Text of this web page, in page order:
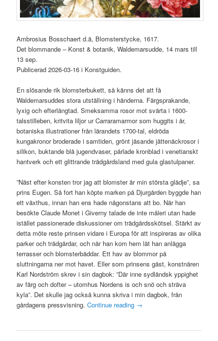
Ambrosius Bosschaert d.ä, Blomsterstycke, 1617.
Det blommande – Konst & botanik, Waldemarsudde, 14 mars till
13 sep.
Publicerad 2026-03-16 i Konstguiden.
En slösande rik blomsterbukett, så känns det att få
Waldemarsuddes stora utställning i händerna. Färgsprakande,
lyxig och efterlängtad. Smeksamma rosor mot svärta i 1600-
talsstilleben, kritvita liljor ur Carraramarmor som huggits i år,
botaniska illustrationer från lärandets 1700-tal, eldröda
kungakronor broderade i samtiden, grönt jäsande jättenäckrosor i
silikon, buktande blå jugendvaser, pärlade kronblad i venetianskt
hantverk och ett glittrande trädgårdsland med gula glastulpaner.
”Näst efter konsten tror jag att blomster är min största glädje”, sa
prins Eugen. Så fort han köpte marken på Djurgården byggde han
ett växthus, innan han ens hade någonstans att bo. När han
besökte Claude Monet i Giverny talade de inte måleri utan hade
istället passionerade diskussioner om trädgårdsskötsel. Stärkt av
detta möte reste prinsen vidare i Europa för att inspireras av olika
parker och trädgårdar, och när han kom hem lät han anlägga
terrasser och blomsterbäddar. Ett hav av blommor på
sluttningarna ner mot havet. Eller som prinsens gäst, konstnären
Karl Nordström skrev i sin dagbok: ”Där inne sydländsk yppighet
av färg och dofter – utomhus Nordens is och snö och sträva
kyla”. Det skulle jag också kunna skriva i min dagbok, från
gårdagens pressvisning.Continue reading →